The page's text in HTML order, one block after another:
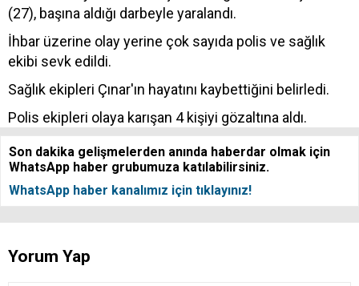
(27), başına aldığı darbeyle yaralandı.
İhbar üzerine olay yerine çok sayıda polis ve sağlık
ekibi sevk edildi.
Sağlık ekipleri Çınar'ın hayatını kaybettiğini belirledi.
Polis ekipleri olaya karışan 4 kişiyi gözaltına aldı.
Son dakika gelişmelerden anında haberdar olmak için
WhatsApp haber grubumuza katılabilirsiniz.
WhatsApp haber kanalımız için tıklayınız!
Yorum Yap